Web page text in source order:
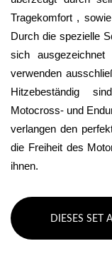
Tragekomfort ,
Durch die spezielle
sich
verwenden
Hitzebeständig
Motocross- und
verlangen den
die Freiheit des
ihnen.
DIESES SET